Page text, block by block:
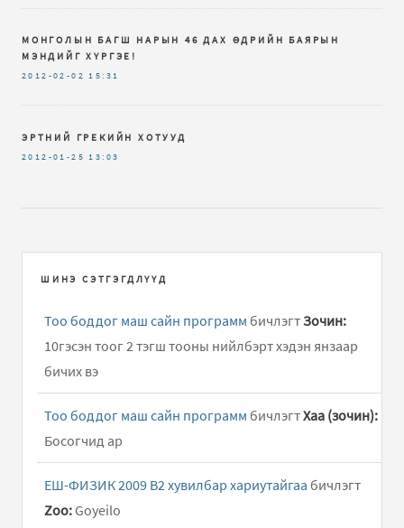
МОНГОЛЫН БАГШ НАРЫН 46 ДАХ ӨДРИЙН БАЯРЫН
МЭНДИЙГ ХҮРГЭЕ!
2012-02-02 15:31
ЭРТНИЙ ГРЕКИЙН ХОТУУД
2012-01-25 13:03
ШИНЭ СЭТГЭГДЛҮҮД
Тоо боддог маш сайн программ бичлэгтЗочин:
10гэсэн тоог 2 тэгш тооны нийлбэрт хэдэн янзаар
бичих вэ
Тоо боддог маш сайн программ бичлэгтХаа (зочин):
Босогчид ар
ЕШ-ФИЗИК 2009 В2 хувилбар хариутайгаа бичлэгт
Zoo: Goyeilo